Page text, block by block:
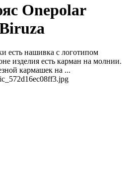
Onepolar
есть нашивка с логотипом
изделия есть карман на молнии.
кармашек на ...